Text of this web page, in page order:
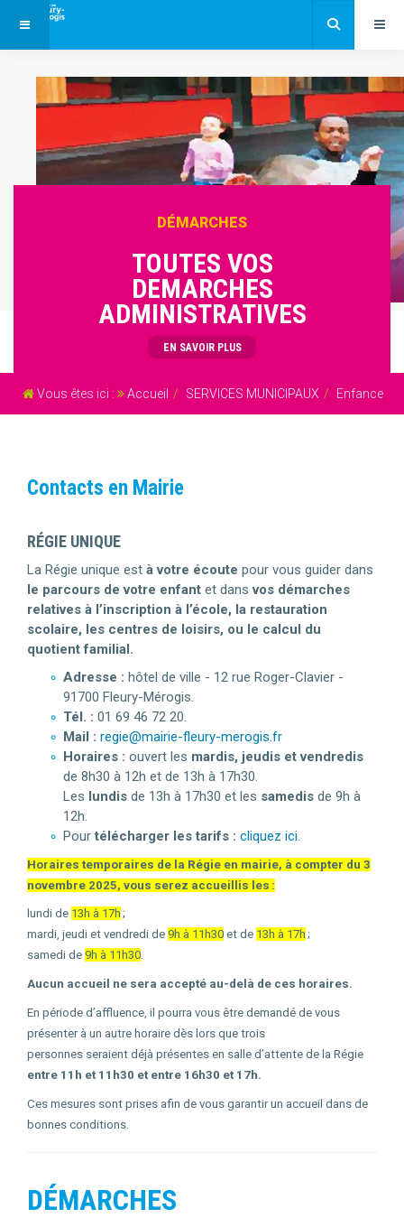
DÉMARCHES
TOUTES VOS
DEMARCHES
ADMINISTRATIVES
EN SAVOIR PLUS
Vous êtes ici : Accueil SERVICES MUNICIPAUX Enfance
Contacts en Mairie
RÉGIE UNIQUE
La Régie unique est à votre écoute pour vous guider dans
le parcours de votre enfant et dansvos démarches
relatives à l’inscription à l’école, la restauration
scolaire, les centres de loisirs, ou le calcul du
quotient familial.
Adresse : hôtel de ville - 12 rue Roger-Clavier -
91700 Fleury-Mérogis.
Tél. : 01 69 46 72 20.
Mail : regie@mairie-fleury-merogis.fr
Horaires : ouvert les mardis, jeudis et vendredis
de 8h30 à 12h et de 13h à 17h30.
Les lundis de 13h à 17h30 et les samedis de 9h à
12h.
Pourtélécharger les tarifs : cliquez ici.
Horaires temporaires de la Régie en mairie, à compter du 3
novembre 2025, vous serez accueillis les :
lundi de 13h à 17h ;
mardi, jeudi et vendredi de 9h à 11h30 et de 13h à 17h ;
samedi de 9h à 11h30.
Aucun accueil ne sera accepté au-delà de ces horaires.
En période d’affluence, il pourra vous être demandé de vous
présenter à un autre horaire dès lors que trois
personnes seraient déjà présentes en salle d’attente de la Régie
entre 11h et 11h30 et entre 16h30 et 17h.
Ces mesures sont prises afin de vous garantir un accueil dans de
bonnes conditions.
DÉMARCHES